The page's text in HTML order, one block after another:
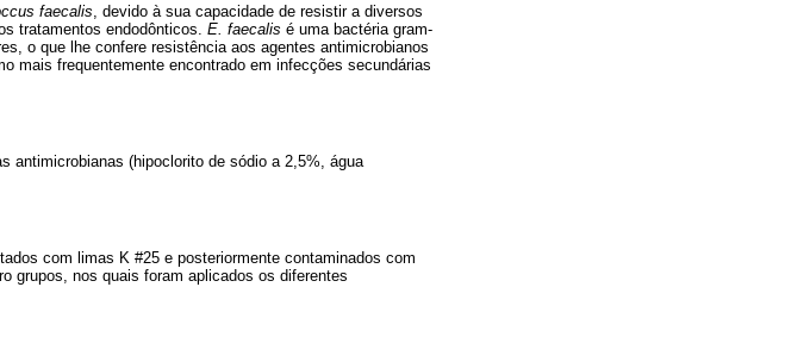
faecalis , devido à sua capacidade de resistir a diversos
tratamentos endodônticos. E. faecalis é uma bactéria gram-
o que lhe confere resistência aos agentes antimicrobianos
mais frequentemente encontrado em infecções secundárias
antimicrobianas (hipoclorito de sódio a 2,5%, água
com limas K #25 e posteriormente contaminados com
grupos, nos quais foram aplicados os diferentes